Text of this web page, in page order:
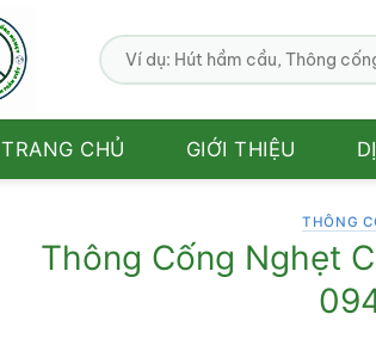
TRANG CHỦ GIỚI THIỆU
THÔNG
Thông Cống Nghẹt